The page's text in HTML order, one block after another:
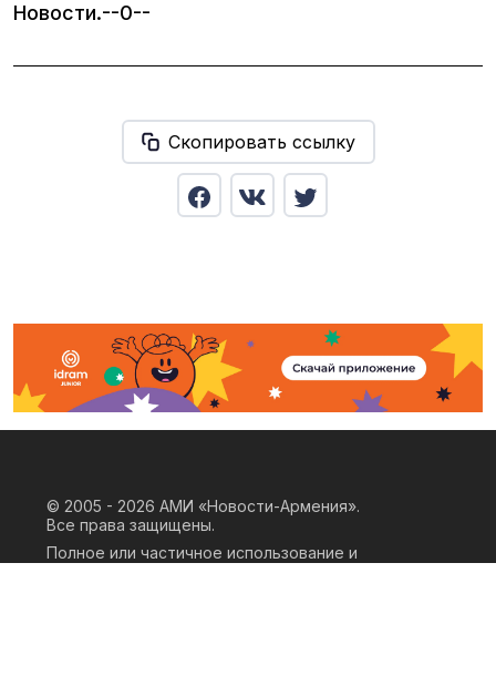
Новости.--0--
Скопировать ссылку
© 2005 - 2026 АМИ «Новости-Армения».
Все права защищены.
Полное или частичное использование и